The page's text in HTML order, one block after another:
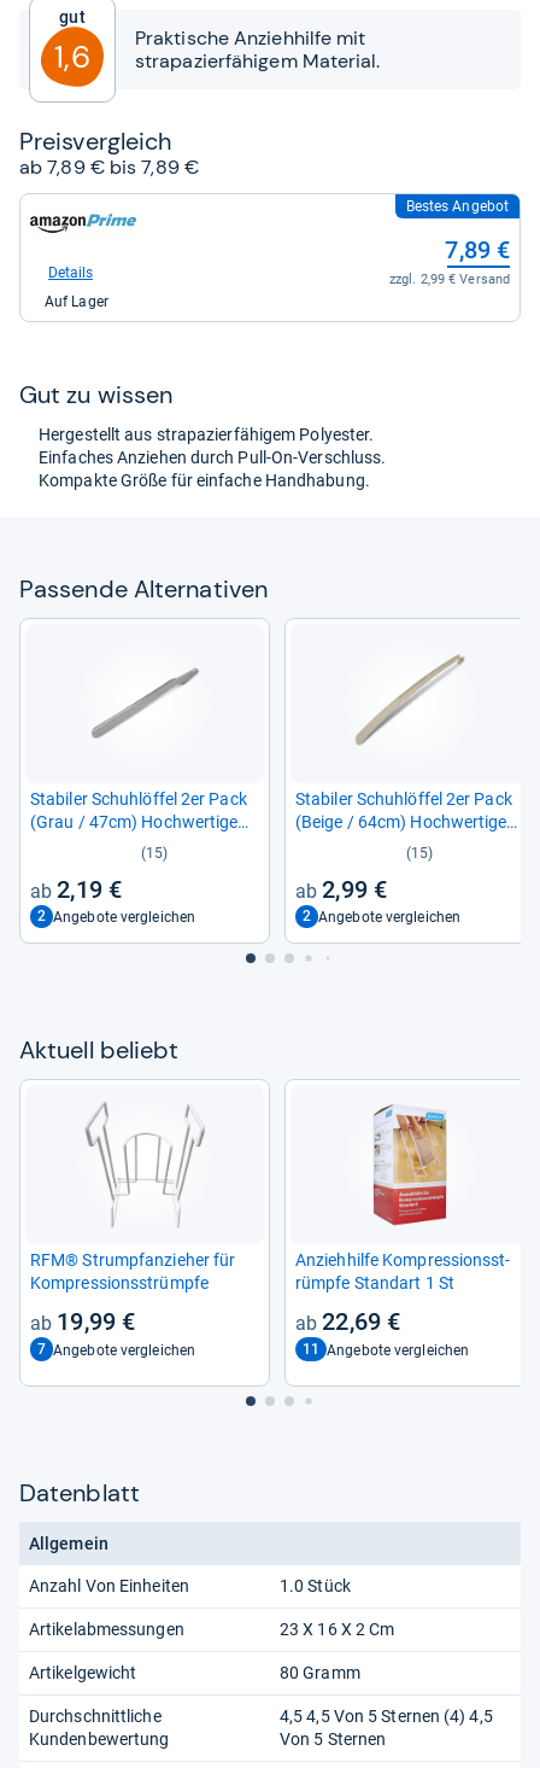
SternenGut
1,6
Praktische Anziehhilfe mit
strapazierfähigem Material.
Preis­ver­gleich
ab 7,89 € bis 7,89 €
Shop:
Amazon.de
7,89
kaufen.
Bestes Angebot
7,89 €
zzgl. 2,99 € Versand
Details
Auf Lager
Gut zu wis­sen
Her­ge­stellt aus stra­pa­zier­fä­hi­gem Poly­es­ter.
Ein­fa­ches Anzie­hen durch Pull-​On-​Ver­schluss.
Kom­pakte Größe für ein­fa­che Hand­ha­bung.
Pas­sende Alter­na­ti­ven
Sta­bi­ler Schuh­löf­fel 2er Pack
(Grau / 47cm) Hoch­wer­tige
Schuh­an­zieh­hilfe vers. Grö­
(15)
2,19 €
2 Angebote vergleichen
Sta­bi­ler Schuh­löf­fel 2er Pack
(Beige / 64cm) Hoch­wer­tige
Schuh­an­zieh­hilfe vers. Grö­
(15)
2,99 €
2 Angebote vergleichen
Aktu­ell beliebt
RFM® Strumpf­an­zie­her für
Kom­pres­si­onss­t­rümpfe
19,99 €
7 Angebote vergleichen
Anzieh­hilfe Kom­pres­si­onss­t­
rümpfe Stan­dart 1 St
22,69 €
11 Angebote vergleichen
Datenblatt
Allgemein
Anzahl Von Einheiten 1.0 Stück
Artikelabmessungen 23 X 16 X 2 Cm
Artikelgewicht 80 Gramm
Durchschnittliche
Kundenbewertung
4,5 4,5 Von 5 Sternen (4) 4,5
Von 5 Sternen